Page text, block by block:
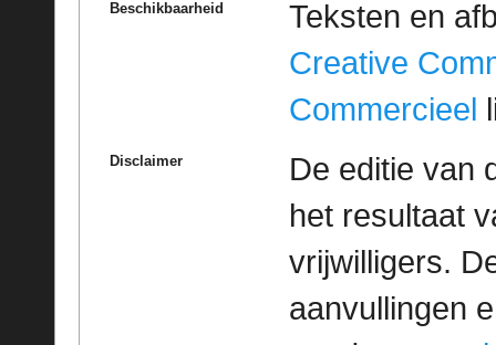
Beschikbaarheid
Teksten en
Creative
Commercieel
Disclaimer
De editie van
het resultaat
vrijwilligers.
aanvullingen